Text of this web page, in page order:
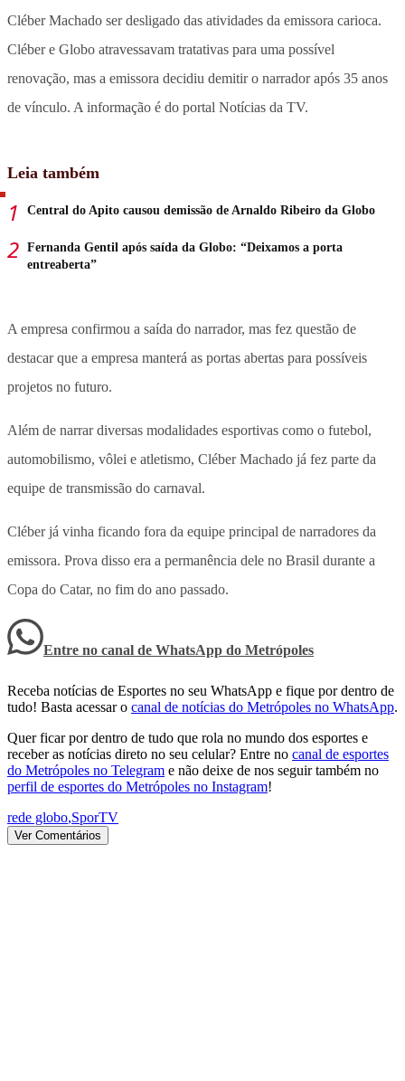
Cléber Machado ser desligado das atividades da emissora carioca.
Cléber e Globo atravessavam tratativas para uma possível
renovação, mas a emissora decidiu demitir o narrador após 35 anos
de vínculo. A informação é do portal Notícias da TV.
Leia também
Central do Apito causou demissão de Arnaldo Ribeiro da Globo
Fernanda Gentil após saída da Globo: “Deixamos a porta
entreaberta”
A empresa confirmou a saída do narrador, mas fez questão de
destacar que a empresa manterá as portas abertas para possíveis
projetos no futuro.
Além de narrar diversas modalidades esportivas como o futebol,
automobilismo, vôlei e atletismo, Cléber Machado já fez parte da
equipe de transmissão do carnaval.
Cléber já vinha ficando fora da equipe principal de narradores da
emissora. Prova disso era a permanência dele no Brasil durante a
Copa do Catar, no fim do ano passado.
Entre no canal de WhatsApp do Metrópoles
Receba notícias de Esportes no seu WhatsApp e fique por dentro de
tudo! Basta acessar o canal de notícias do Metrópoles no WhatsApp.
Quer ficar por dentro de tudo que rola no mundo dos esportes e
receber as notícias direto no seu celular? Entre no canal de esportes
do Metrópoles no Telegram e não deixe de nos seguir também no
perfil de esportes do Metrópoles no Instagram!
rede globo,SporTV
Ver Comentários